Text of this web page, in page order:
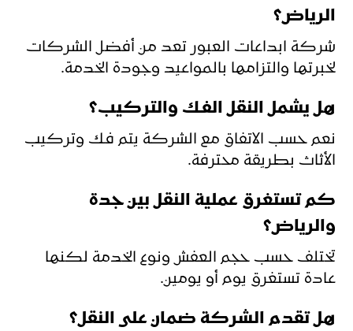
الرياض؟
شركة ابداعات العبور تعد من أفضل الشركات
لخبرتها والتزامها بالمواعيد وجودة الخدمة.
هل يشمل النقل الفك والتركيب؟
نعم حسب الاتفاق مع الشركة يتم فك وتركيب
الأثاث بطريقة محترفة.
كم تستغرق عملية النقل بين جدة
والرياض؟
تختلف حسب حجم العفش ونوع الخدمة لكنها
عادة تستغرق يوم أو يومين.
هل تقدم الشركة ضمان على النقل؟